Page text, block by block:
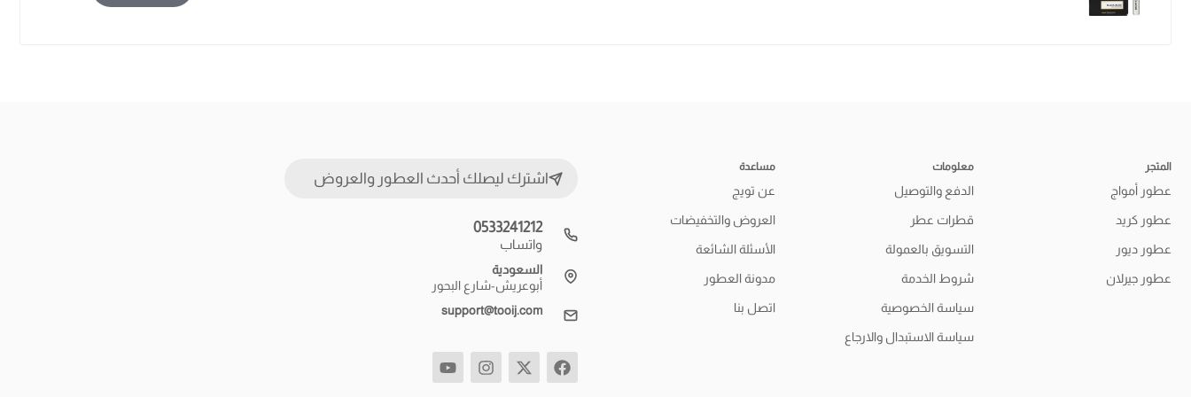
المتجر
عطور أمواج
عطور كريد
عطور ديور
عطور جيرلان
معلومات
الدفع والتوصيل
قطرات عطر
التسويق بالعمولة
شروط الخدمة
سياسة الخصوصية
سياسة الاستبدال والارجاع
مساعدة
عن تويج
العروض والتخفيضات
الأسئلة الشائعة
مدونة العطور
اتصل بنا
اشترك ليصلك أحدث العطور والعروض
0533241212
واتساب
السعودية
أبوعريش-شارع البحور
support@tooij.com